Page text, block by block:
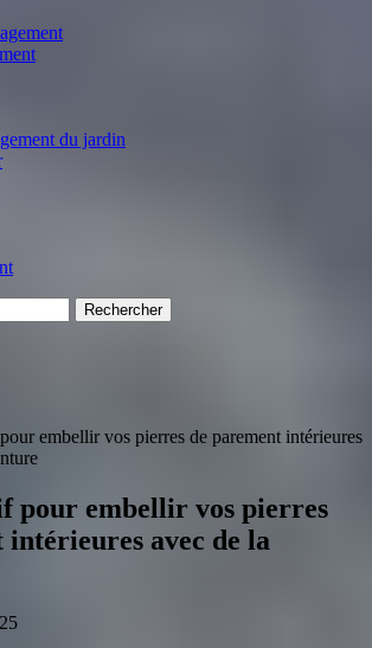
du jardin
embellir vos pierres de parement intérieures
pour embellir vos pierres
intérieures avec de la